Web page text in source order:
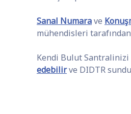
Sanal Numarave
mühendisleri
Kendi Bulut
edebilirve DIDTR